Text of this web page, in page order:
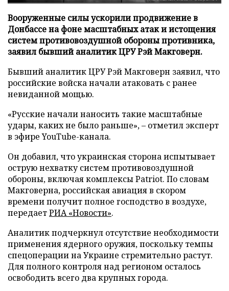
Вооруженные силы ускорили продвижение в
Донбассе на фоне масштабных атак и истощения
систем противовоздушной обороны противника,
заявил бывший аналитик ЦРУ Рэй Макговерн.
Бывший аналитик ЦРУ Рэй Макговерн заявил, что
российские войска начали атаковать с ранее
невиданной мощью.
«Русские начали наносить такие масштабные
удары, каких не было раньше», – отметил эксперт
в эфире YouTube-канала.
Он добавил, что украинская сторона испытывает
острую нехватку систем противовоздушной
обороны, включая комплексы Patriot. По словам
Макговерна, российская авиация в скором
времени получит полное господство в воздухе,
передаетРИА «Новости».
Аналитик подчеркнул отсутствие необходимости
применения ядерного оружия, поскольку темпы
спецоперации на Украине стремительно растут.
Для полного контроля над регионом осталось
освободить всего два крупных города.